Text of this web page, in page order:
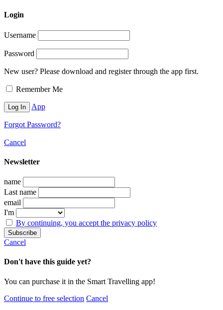
Login
Username
Password
New user? Please download and register through the app first.
Remember Me
App
Forgot Password?
Cancel
Newsletter
name
Last name
email
I'm
By continuing, you accept the privacy policy
Cancel
Don't have this guide yet?
You can purchase it in the Smart Travelling app!
Continue to free selection Cancel